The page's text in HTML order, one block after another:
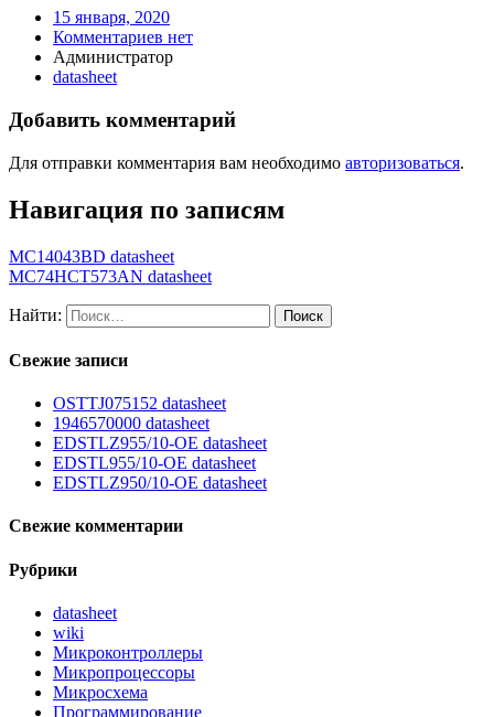
15 января, 2020
Комментариев нет
Администратор
datasheet
Добавить комментарий
Для отправки комментария вам необходимо авторизоваться.
Навигация по записям
MC14043BD datasheet
MC74HCT573AN datasheet
Найти:
Свежие записи
OSTTJ075152 datasheet
1946570000 datasheet
EDSTLZ955/10-OE datasheet
EDSTL955/10-OE datasheet
EDSTLZ950/10-OE datasheet
Свежие комментарии
Рубрики
datasheet
wiki
Микроконтроллеры
Микропроцессоры
Микросхема
Программирование